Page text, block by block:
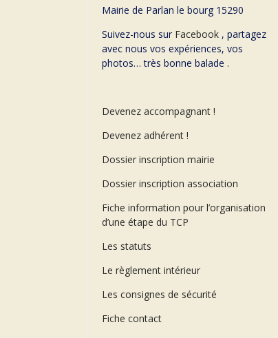
Mairie de Parlan le bourg 15290
Suivez-nous sur Facebook , partagez
avec nous vos expériences, vos
photos… très bonne balade .
Devenez accompagnant !
Devenez adhérent !
Dossier inscription mairie
Dossier inscription association
Fiche information pour l’organisation
d’une étape du TCP
Les statuts
Le règlement intérieur
Les consignes de sécurité
Fiche contact